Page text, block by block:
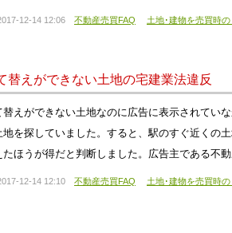
12-14 12:06 不動産売買FAQ 土地･建物を売買時
替えができない土地の宅建業法違反
替えができない土地なのに広告に表示されてい
地を探していました。すると、駅のすぐ近くの
たほうが得だと判断しました。広告主である不
12-14 12:10 不動産売買FAQ 土地･建物を売買時